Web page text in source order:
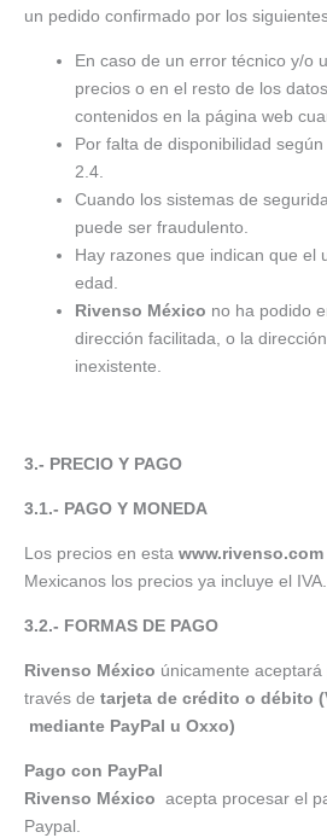
un pedido confirmado por los
En caso de un error técnico y/o
precios o en el resto de los
contenidos en la página web
Por falta de disponibilidad
2.4.
Cuando los sistemas de
puede ser fraudulento.
Hay razones que indican que el
edad.
Rivenso México no ha podido
dirección facilitada, o la
inexistente.
3.- PRECIO Y PAGO
3.1.- PAGO Y MONEDA
Los precios en esta www.rivenso.com
Mexicanos los precios ya incluye el IVA.
3.2.- FORMAS DE PAGO
Rivenso México únicamente
través de tarjeta de crédito o débito
mediante PayPal u Oxxo)
Pago con PayPal
Rivenso México acepta procesar el
Paypal.